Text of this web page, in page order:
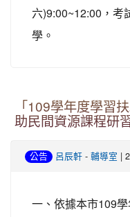
六)9:00~12:00，考
學。
「109學年度學習
助民間資源課程研
公告 呂辰軒 - 輔導室 |
一、依據本市109